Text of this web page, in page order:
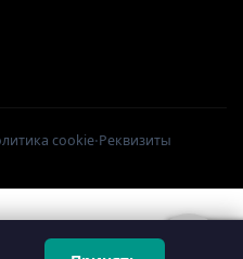
cookie·Реквизиты